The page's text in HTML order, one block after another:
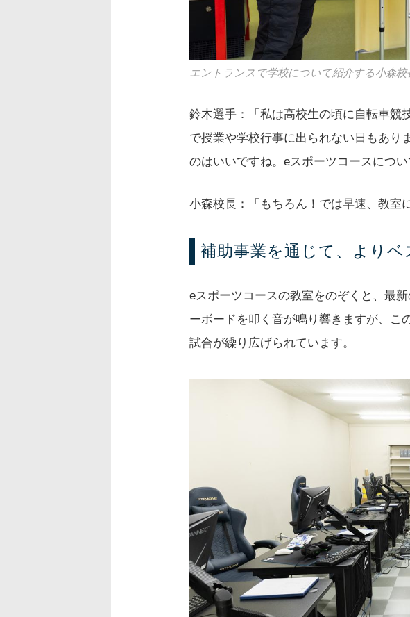
エントランスで学校について紹介する小森校
鈴木選手：「私は高校生の頃に自転車競
で授業や学校行事に出られない日もあり
のはいいですね。eスポーツコースについ
小森校長：「もちろん！では早速、教室
補助事業を通じて、より
eスポーツコースの教室をのぞくと、最
ーボードを叩く音が鳴り響きますが、こ
試合が繰り広げられています。